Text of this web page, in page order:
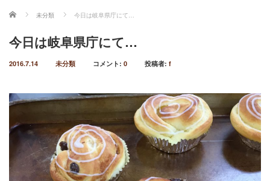
ホーム 未分類 今日は岐阜県庁にて…
今日は岐阜県庁にて…
2016.7.14 未分類 コメント: 0 投稿者: f